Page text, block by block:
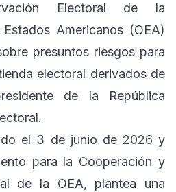
Electoral de la
Americanos (OEA)
presuntos riesgos para
electoral derivados de
de la República
el 3 de junio de 2026 y
para la Cooperación y
de la OEA, plantea una